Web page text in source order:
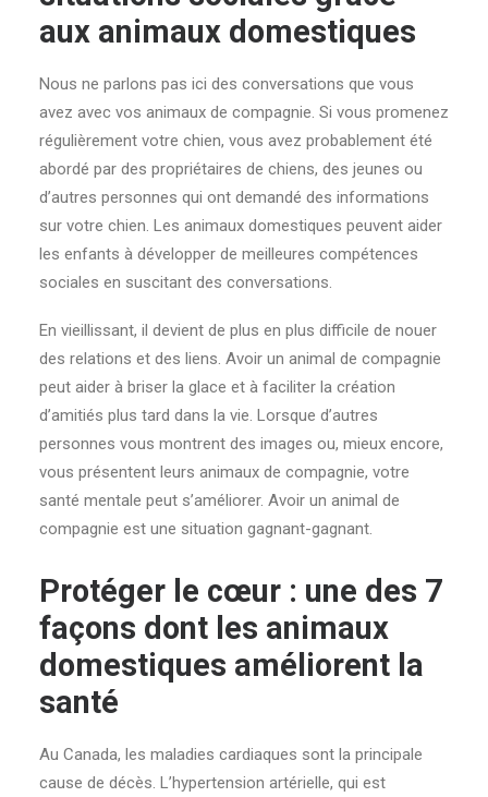
aux animaux domestiques
Nous ne parlons pas ici des conversations que vous
avez avec vos animaux de compagnie. Si vous promenez
régulièrement votre chien, vous avez probablement été
abordé par des propriétaires de chiens, des jeunes ou
d’autres personnes qui ont demandé des informations
sur votre chien. Les animaux domestiques peuvent aider
les enfants à développer de meilleures compétences
sociales en suscitant des conversations.
En vieillissant, il devient de plus en plus difficile de nouer
des relations et des liens. Avoir un animal de compagnie
peut aider à briser la glace et à faciliter la création
d’amitiés plus tard dans la vie. Lorsque d’autres
personnes vous montrent des images ou, mieux encore,
vous présentent leurs animaux de compagnie, votre
santé mentale peut s’améliorer. Avoir un animal de
compagnie est une situation gagnant-gagnant.
Protéger le cœur : une des 7
façons dont les animaux
domestiques améliorent la
santé
Au Canada, les maladies cardiaques sont la principale
cause de décès. L’hypertension artérielle, qui est